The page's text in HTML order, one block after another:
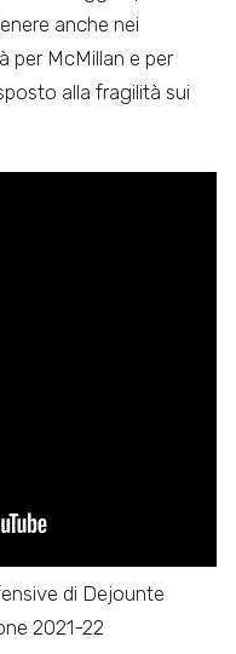
anche nei
per McMillan e per
alla fragilità sui
di Dejounte
2021-22